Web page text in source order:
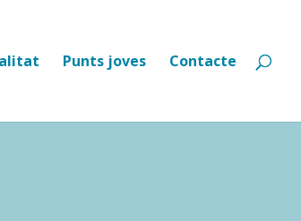
Punts joves Contacte